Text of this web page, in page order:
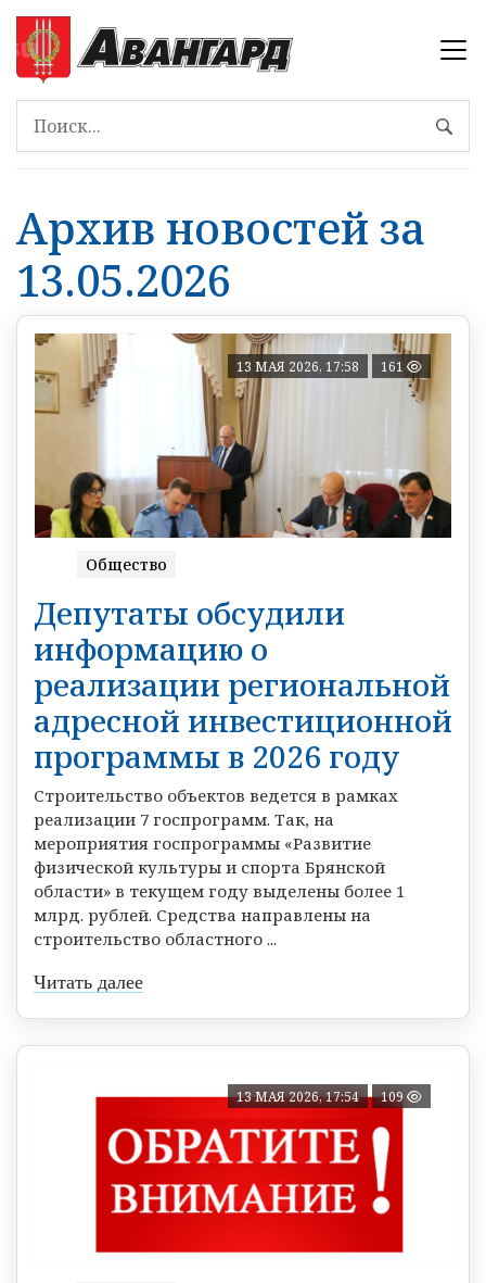
Архив новостей за
13.05.2026
13 МАЯ 2026, 17:58 161
Общество
Депутаты обсудили
информацию о
реализации региональной
адресной инвестиционной
программы в 2026 году
Строительство объектов ведется в рамках
реализации 7 госпрограмм. Так, на
мероприятия госпрограммы «Развитие
физической культуры и спорта Брянской
области» в текущем году выделены более 1
млрд. рублей. Средства направлены на
строительство областного ...
Читать далее
13 МАЯ 2026, 17:54 109